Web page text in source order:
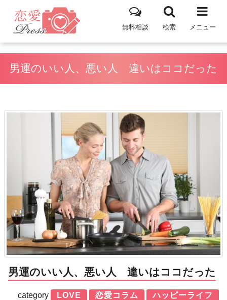
メニュー
検索
無料相談
男運のいい人、悪い人 違いはココだった
男運のいい人、悪い人 違いはココだった
category LOVE 恋愛コラム ハッピーライフ